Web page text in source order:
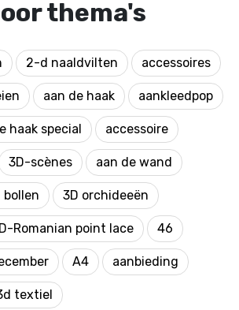
thema's
2-d naaldvilten accessoires
aan de haak aankleedpop
haak special accessoire
3D-scènes aan de wand
bollen 3D orchideeën
Romanian point lace 46
A4 aanbieding
textiel